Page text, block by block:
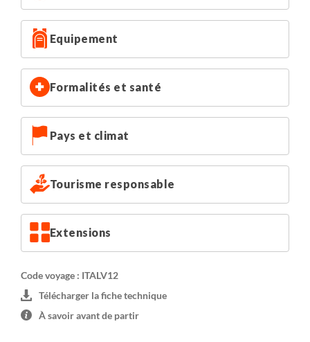
Equipement
Formalités et santé
Pays et climat
Tourisme responsable
Extensions
Code voyage : ITALV12
Télécharger la fiche technique
À savoir avant de partir